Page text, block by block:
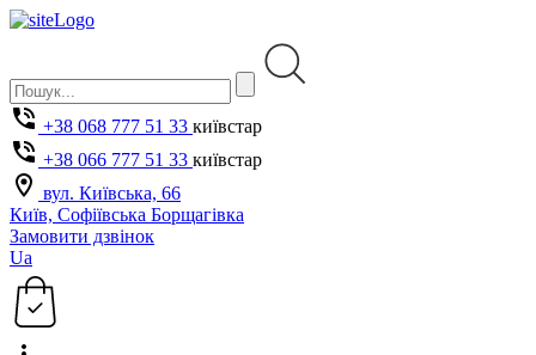
+38 068 777 51 33 київстар
+38 066 777 51 33 київстар
вул. Київська, 66
Київ, Софіївська Борщагівка
Замовити дзвінок
Ua